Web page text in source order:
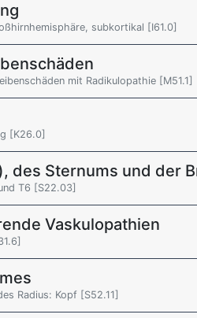
subkortikal [I61.0]
mit Radikulopathie [M51.1]
[K26.0]
des Sternums und der
T6 [S22.03]
Vaskulopathien
Radius: Kopf [S52.11]